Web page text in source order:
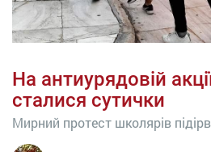
На антиурядовій
сталися сутички
Мирний протест школярів